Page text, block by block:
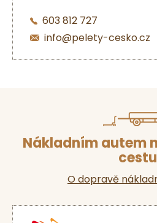
603 812 727
info@pelety-cesko.cz
Nákladním autem
cestu
O dopravě